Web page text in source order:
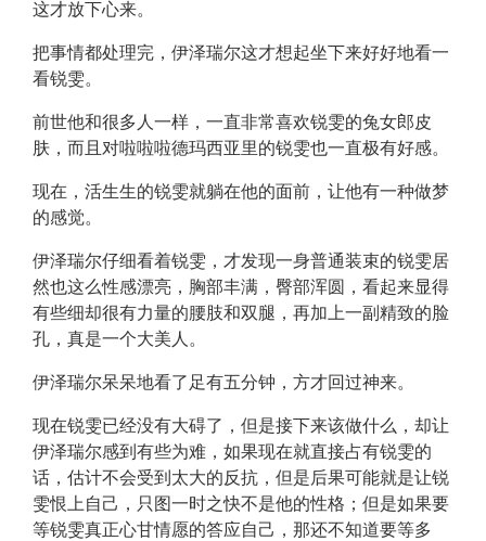
这才放下心来。
把事情都处理完，伊泽瑞尔这才想起坐下来好好地看一
看锐雯。
前世他和很多人一样，一直非常喜欢锐雯的兔女郎皮
肤，而且对啦啦啦德玛西亚里的锐雯也一直极有好感。
现在，活生生的锐雯就躺在他的面前，让他有一种做梦
的感觉。
伊泽瑞尔仔细看着锐雯，才发现一身普通装束的锐雯居
然也这么性感漂亮，胸部丰满，臀部浑圆，看起来显得
有些细却很有力量的腰肢和双腿，再加上一副精致的脸
孔，真是一个大美人。
伊泽瑞尔呆呆地看了足有五分钟，方才回过神来。
现在锐雯已经没有大碍了，但是接下来该做什么，却让
伊泽瑞尔感到有些为难，如果现在就直接占有锐雯的
话，估计不会受到太大的反抗，但是后果可能就是让锐
雯恨上自己，只图一时之快不是他的性格；但是如果要
等锐雯真正心甘情愿的答应自己，那还不知道要等多